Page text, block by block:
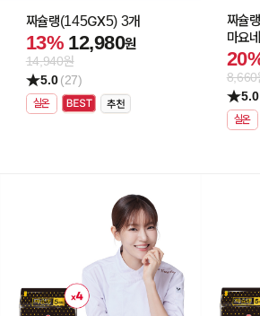
짜슐랭(145GX5) 3개
13% 12,980원
14,940원
5.0 (27)
실온
짜슐
마요
200G
8,660
5.0
실온